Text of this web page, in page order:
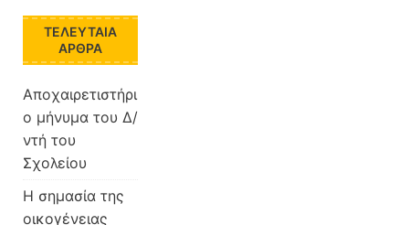
ΤΕΛΕΥΤΑΊΑ
ΆΡΘΡΑ
Αποχαιρετιστήρι
ο μήνυμα του Δ/
ντή του
Σχολείου
Η σημασία της
οικογένειας